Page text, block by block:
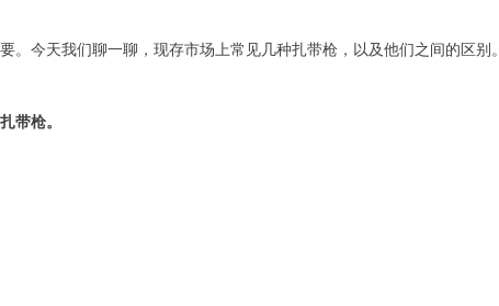
。今天我们聊一聊，现存市场上常见几种扎带枪，以及他们之间的区别
带枪。